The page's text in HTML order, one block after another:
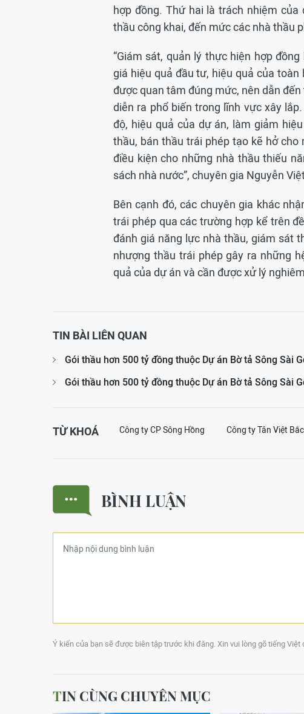
hợp đồng. Thứ hai là trách nhiệm
thầu công khai, đến mức các nhà thầu
“Giám sát, quản lý thực hiện hợp
giá hiệu quả đầu tư, hiệu quả của
được quan tâm đúng mức, nên dẫn
diễn ra phổ biến trong lĩnh vực xây
độ, hiệu quả của dự án, làm giảm
thầu, bán thầu trái phép tạo kẽ hở
điều kiện cho những nhà thầu thiếu
sách nhà nước”, chuyên gia Nguyễn
Bên cạnh đó, các chuyên gia khác
trái phép qua các trường hợp kể trên
đánh giá năng lực nhà thầu, giám sát
nhượng thầu trái phép gây ra những
quả của dự án và cần được xử lý
TIN BÀI LIÊN QUAN
Gói thầu hơn 500 tỷ đồng thuộc Dự án Bờ tả Sông Sài
Gói thầu hơn 500 tỷ đồng thuộc Dự án Bờ tả Sông Sài
TỪ KHOÁ Công ty CP Sông Hồng Công ty Tân Việt Bắc
BÌNH LUẬN
Ý kiến của bạn sẽ được biên tập trước khi đăng. Xin vui lòng gõ tiếng Việt
TIN CÙNG CHUYÊN MỤC